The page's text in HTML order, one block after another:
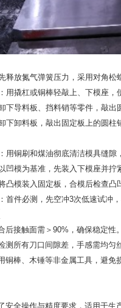
释放氮气弹簧压力，采用对角松
：用撬杠或铜棒轻敲上、下模座
下导料板、挡料销等零件，敲出
下卸料板，敲出固定板上的圆柱
：用铜刷和煤油彻底清洁模具缝隙
凹模为基准，先装入下模座并拧
凸模装入固定板，合模后检查凸
：首件必测，先空冲3次低速试冲
后接触面需＞90%，确保稳定性‌。
测所有刀口间隙差，手感需均匀
铜棒、木锤等非金属工具，避免
安全操作与精度要求，适用于生